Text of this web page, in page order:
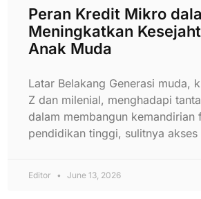
Peran Kredit Mikro
Meningkatkan
Anak Muda
Latar Belakang Generasi muda,
Z dan milenial, menghadapi
dalam membangun kemandirian
pendidikan tinggi, sulitnya akses
Editor June 13, 2026